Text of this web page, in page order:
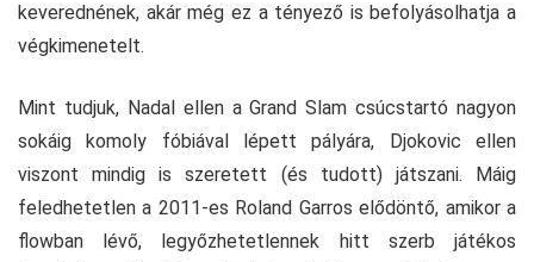
keverednének, akár még ez a tényező is befolyásolhatja a
végkimenetelt.
Mint tudjuk, Nadal ellen a Grand Slam csúcstartó nagyon
sokáig komoly fóbiával lépett pályára, Djokovic ellen
viszont mindig is szeretett (és tudott) játszani. Máig
feledhetetlen a 2011-es Roland Garros elődöntő, amikor a
flowban lévő, legyőzhetetlennek hitt szerb játékos